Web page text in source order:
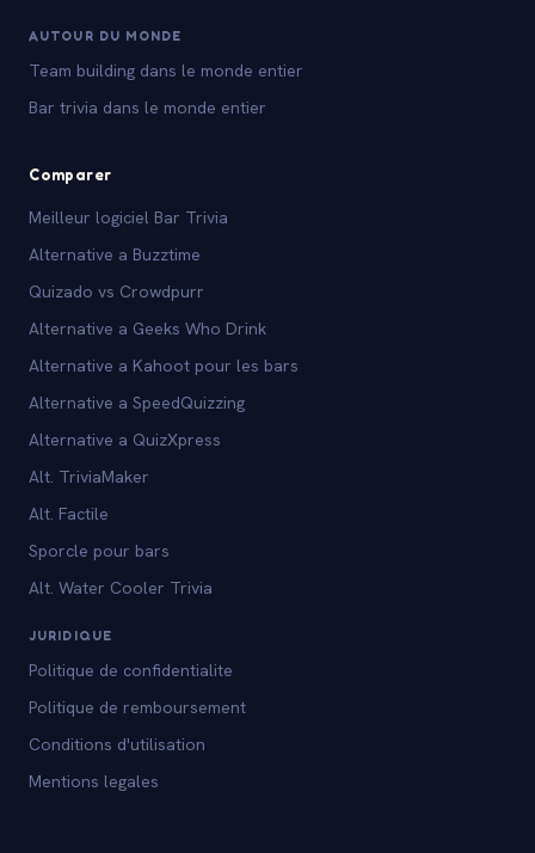
AUTOUR DU MONDE
Team building dans le monde entier
Bar trivia dans le monde entier
Comparer
Meilleur logiciel Bar Trivia
Alternative a Buzztime
Quizado vs Crowdpurr
Alternative a Geeks Who Drink
Alternative a Kahoot pour les bars
Alternative a SpeedQuizzing
Alternative a QuizXpress
Alt. TriviaMaker
Alt. Factile
Sporcle pour bars
Alt. Water Cooler Trivia
JURIDIQUE
Politique de confidentialite
Politique de remboursement
Conditions d'utilisation
Mentions legales